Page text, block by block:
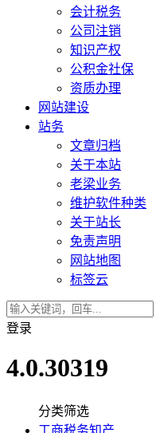
会计税务
公司注销
知识产权
公积金社保
资质办理
网站建设
站务
文章归档
关于本站
老梁业务
维护软件种类
关于站长
免责声明
网站地图
标签云
登录
4.0.30319
分类筛选
工商税务知产